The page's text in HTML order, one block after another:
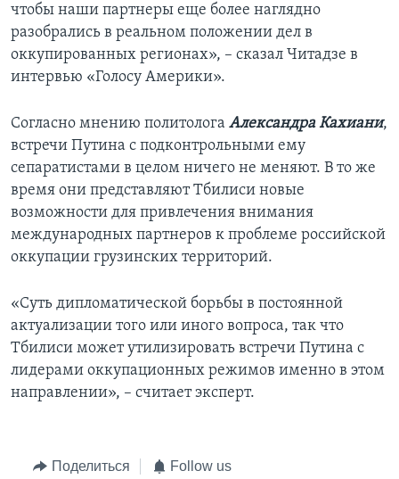
чтобы наши партнеры еще более наглядно
разобрались в реальном положении дел в
оккупированных регионах», – сказал Читадзе в
интервью «Голосу Америки».
Согласно мнению политолога Александра Кахиани,
встречи Путина с подконтрольными ему
сепаратистами в целом ничего не меняют. В то же
время они представляют Тбилиси новые
возможности для привлечения внимания
международных партнеров к проблеме российской
оккупации грузинских территорий.
«Суть дипломатической борьбы в постоянной
актуализации того или иного вопроса, так что
Тбилиси может утилизировать встречи Путина с
лидерами оккупационных режимов именно в этом
направлении», – считает эксперт.
Поделиться Follow us